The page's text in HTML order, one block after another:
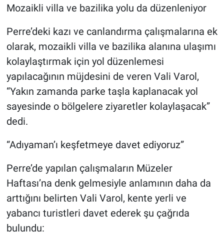
Mozaikli villa ve bazilika yolu da düzenleniyor
Perre’deki kazı ve canlandırma çalışmalarına ek
olarak, mozaikli villa ve bazilika alanına ulaşımı
kolaylaştırmak için yol düzenlemesi
yapılacağının müjdesini de veren Vali Varol,
“Yakın zamanda parke taşla kaplanacak yol
sayesinde o bölgelere ziyaretler kolaylaşacak”
dedi.
“Adıyaman’ı keşfetmeye davet ediyoruz”
Perre’de yapılan çalışmaların Müzeler
Haftası’na denk gelmesiyle anlamının daha da
arttığını belirten Vali Varol, kente yerli ve
yabancı turistleri davet ederek şu çağrıda
bulundu: